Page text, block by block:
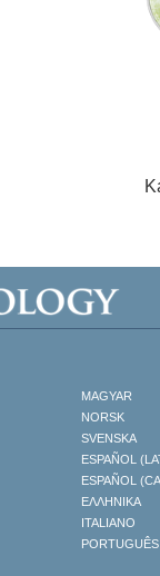
MAGYAR
NORSK
SVENSKA
ESPAÑOL
ESPAÑOL
ΕΛΛΗΝΙΚA
ITALIANO
PORTUGUÊS